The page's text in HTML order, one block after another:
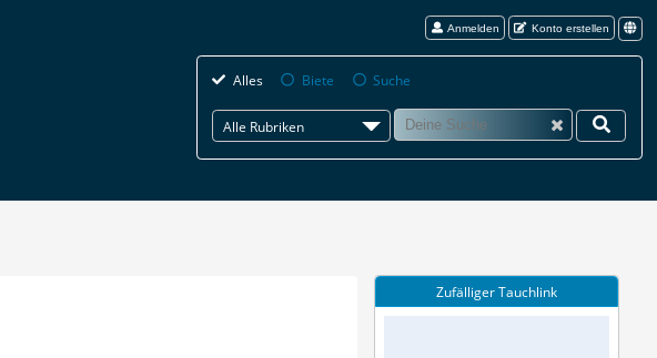
Anmelden Konto erstellen
Alles Biete Suche
Alle Rubriken
Zufälliger Tauchlink